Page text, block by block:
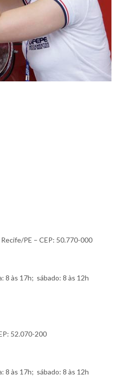
PE – CEP: 50.770-000
8 às 17h; sábado: 8 às 12h
52.070-200
8 às 17h; sábado: 8 às 12h